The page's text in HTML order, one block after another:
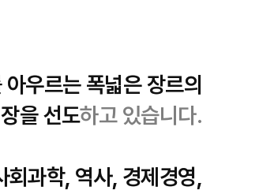
우르는 폭넓은 장르의
을 선도하고 있습니다.
회과학, 역사, 경제경영,